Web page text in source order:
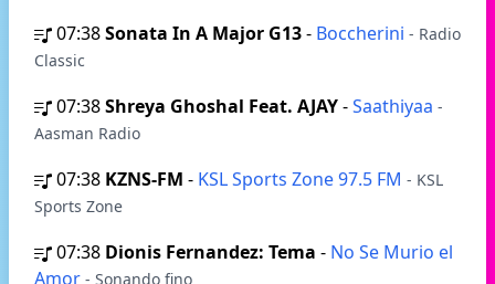
07:38Sonata In A Major G13- Boccherini - Radio
Classic
07:38Shreya Ghoshal Feat. AJAY-Saathiyaa -
Aasman Radio
07:38 KZNS-FM - KSL Sports Zone 97.5 FM - KSL
Sports Zone
07:38 Dionis Fernandez: Tema - No Se Murio el
Amor - Sonando fino